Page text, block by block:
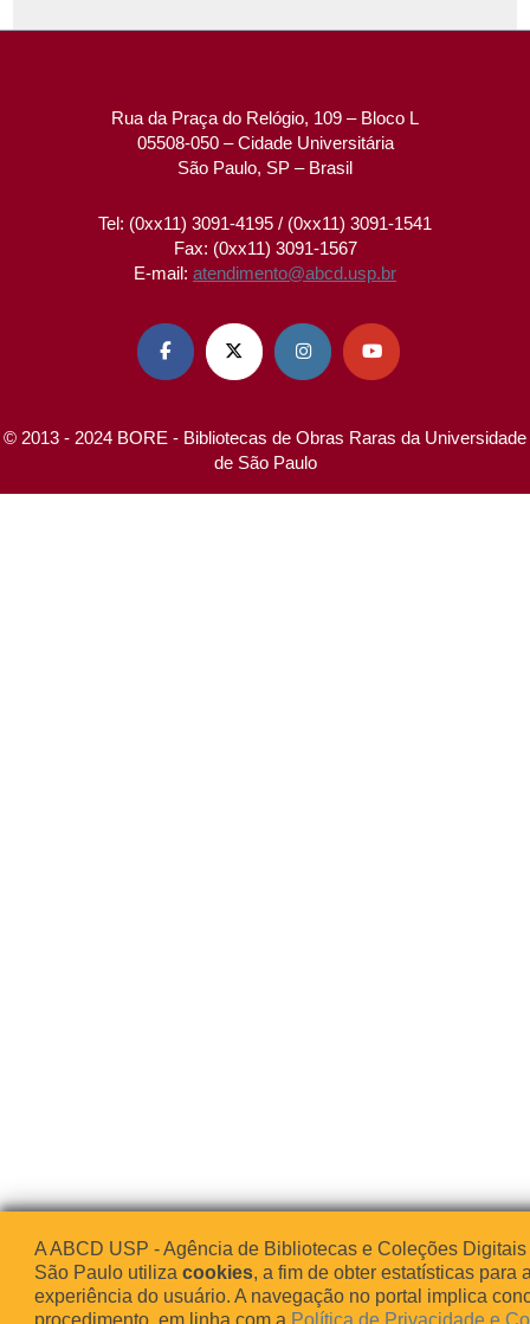
Rua da Praça do Relógio, 109 – Bloco L
05508-050 – Cidade Universitária
São Paulo, SP – Brasil
Tel: (0xx11) 3091-4195 / (0xx11) 3091-1541
Fax: (0xx11) 3091-1567
E-mail: atendimento@abcd.usp.br
   
© 2013 - 2024 BORE - Bibliotecas de Obras Raras da Universidade
de São Paulo
A ABCD USP - Agência de Bibliotecas e Coleções
São Paulo utiliza cookies, a fim de obter estatísticas para
experiência do usuário. A navegação no portal implica
procedimento, em linha com a Política de Privacidade e